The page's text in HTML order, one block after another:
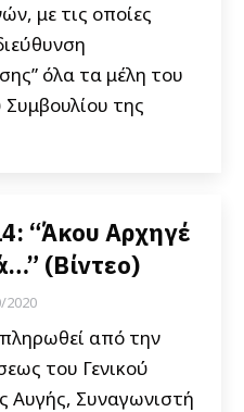
με τις οποίες
όλα τα μέλη του
Συμβουλίου της
“Άκου Αρχηγέ
(Βίντεο)
2020
από την
του Γενικού
Αυγής, Συναγωνιστή